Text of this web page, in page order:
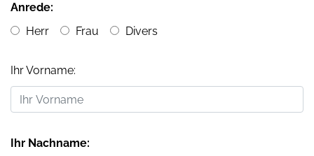
Anrede:
Herr
Frau Divers
Ihr Vorname:
Ihr Nachname: